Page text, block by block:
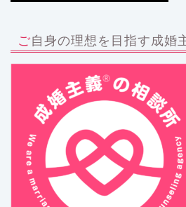
ご自身の理想を目指す成婚